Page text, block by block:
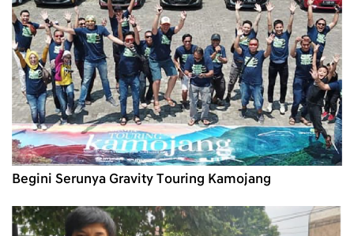
Begini Serunya Gravity Touring Kamojang